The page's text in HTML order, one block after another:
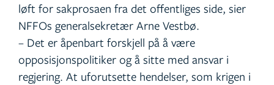
løft for sakprosaen fra det offentliges side, sier
NFFOs generalsekretær Arne Vestbø.
– Det er åpenbart forskjell på å være
opposisjonspolitiker og å sitte med ansvar i
regjering. At uforutsette hendelser, som krigen i